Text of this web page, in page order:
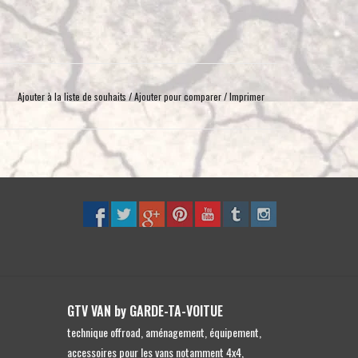
toucher
et
glisser.
Ajouter à la liste de souhaits/Ajouter pour comparer/Imprimer
GTV VAN by GARDE-TA-VOITUE
technique offroad, aménagement, équipement,
accessoires pour les vans notamment 4x4,